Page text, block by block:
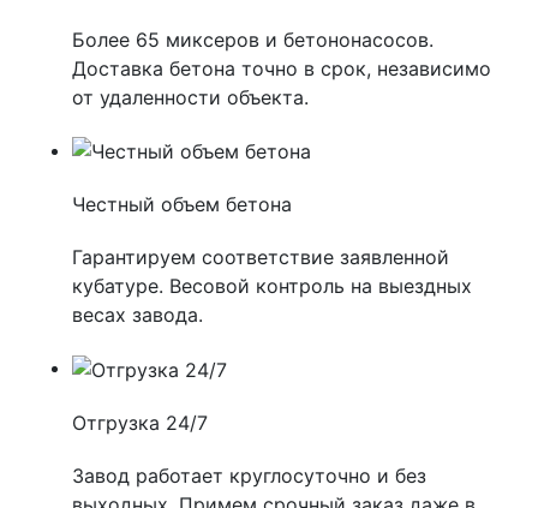
Более 65 миксеров и бетононасосов.
Доставка бетона точно в срок, независимо
от удаленности объекта.
Честный объем бетона
Гарантируем соответствие заявленной
кубатуре. Весовой контроль на выездных
весах завода.
Отгрузка 24/7
Завод работает круглосуточно и без